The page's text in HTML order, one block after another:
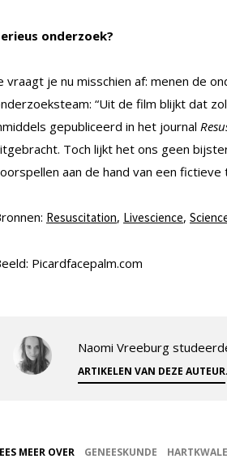
onderzoek?
vraagt je nu misschien af: menen de
“Uit de film blijkt dat
gepubliceerd in het journal
Toch lijkt het ons geen
aan de hand van een
Resuscitation, Livescience,
Picardfacepalm.com
Naomi Vreeburg
ARTIKELEN VAN DEZE AUTEUR.
MEER OVER GENEESKUNDE